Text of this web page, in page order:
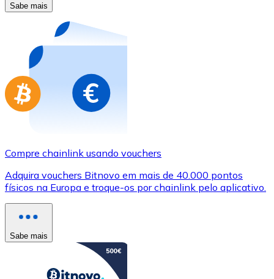
Compre cartões-presente das suas marcas favoritas
Ir para a loja de cartões-presente
Sabe mais
Compre chainlink usando vouchers
Adquira vouchers Bitnovo em mais de 40.000 pontos
físicos na Europa e troque-os por chainlink pelo aplicativo.
Sabe mais